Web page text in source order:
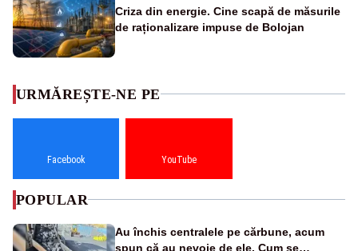
Criza din energie. Cine scapă de măsurile
de raționalizare impuse de Bolojan
URMĂREȘTE-NE PE
Facebook YouTube
POPULAR
Au închis centralele pe cărbune, acum
spun că au nevoie de ele. Cum se